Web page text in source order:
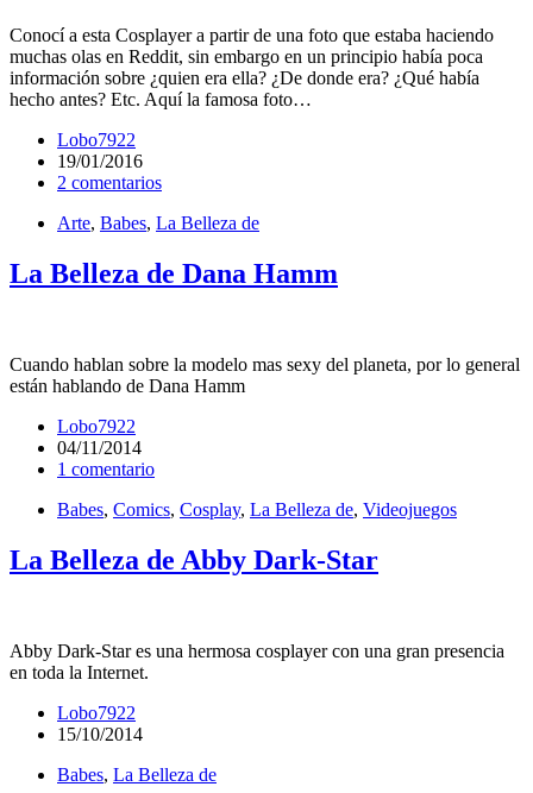
Conocí a esta Cosplayer a partir de una foto que estaba haciendo
muchas olas en Reddit, sin embargo en un principio había poca
información sobre ¿quien era ella? ¿De donde era? ¿Qué había
hecho antes? Etc. Aquí la famosa foto…
Lobo7922
19/01/2016
2 comentarios
Arte, Babes, La Belleza de
La Belleza de Dana Hamm
Cuando hablan sobre la modelo mas sexy del planeta, por lo general
están hablando de Dana Hamm
Lobo7922
04/11/2014
1 comentario
Babes, Comics, Cosplay, La Belleza de, Videojuegos
La Belleza de Abby Dark-Star
Abby Dark-Star es una hermosa cosplayer con una gran presencia
en toda la Internet.
Lobo7922
15/10/2014
Babes, La Belleza de